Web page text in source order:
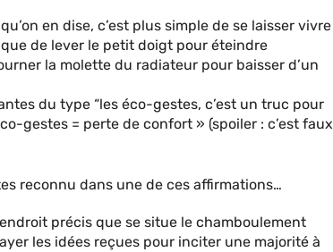
en dise, c’est plus simple de se laisser vivre
de lever le petit doigt pour éteindre
la molette du radiateur pour baisser d’un
du type “les éco-gestes, c’est un truc pour
gestes = perte de confort » (spoiler : c’est faux
reconnu dans une de ces affirmations…
précis que se situe le chamboulement
les idées reçues pour inciter une majorité à